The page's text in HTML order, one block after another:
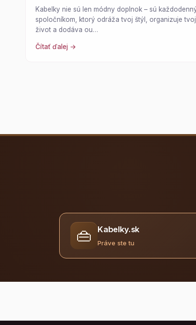
Kabelky nie sú len módny doplnok – sú
spoločníkom, ktorý odráža tvoj štýl, organizuje tvoj
život a dodáva ou…
Čítať ďalej →
👜 Kabelky.sk
Práve ste tu